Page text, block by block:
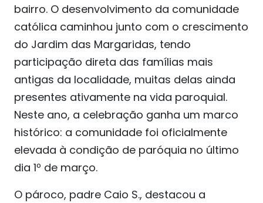
bairro. O desenvolvimento da comunidade
católica caminhou junto com o crescimento
do Jardim das Margaridas, tendo
participação direta das famílias mais
antigas da localidade, muitas delas ainda
presentes ativamente na vida paroquial.
Neste ano, a celebração ganha um marco
histórico: a comunidade foi oficialmente
elevada à condição de paróquia no último
dia 1º de março.
O pároco, padre Caio S., destacou a